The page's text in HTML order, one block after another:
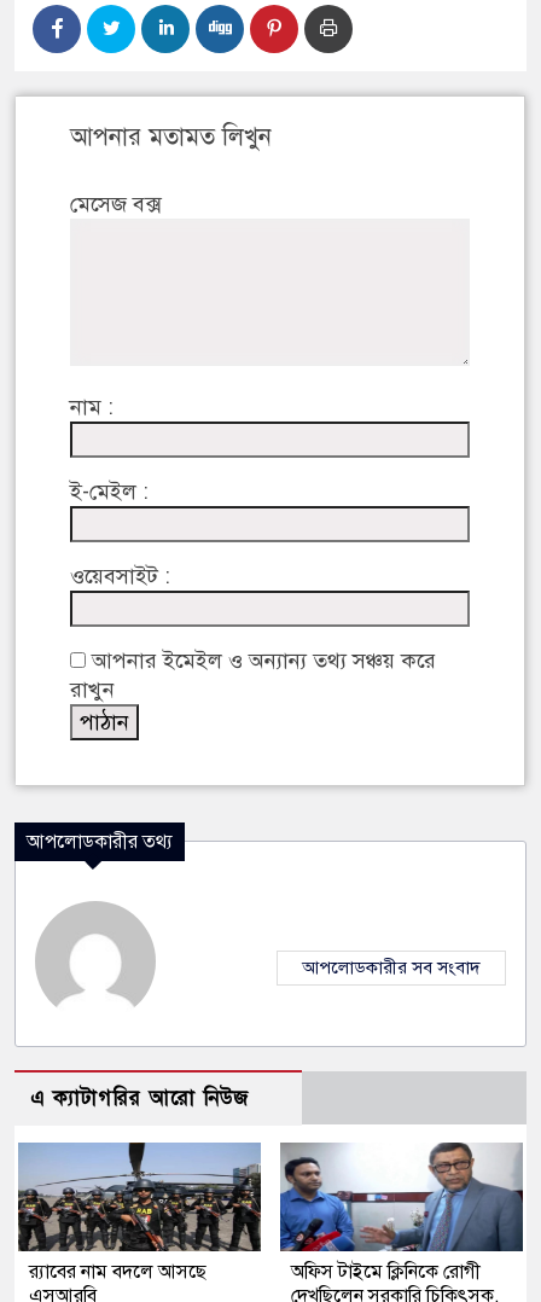
আপনার মতামত লিখুন
মেসেজ বক্স
নাম :
ই-মেইল :
ওয়েবসাইট :
আপনার ইমেইল ও অন্যান্য তথ্য সঞ্চয় করে
রাখুন
আপলোডকারীর তথ্য
আপলোডকারীর সব সংবাদ
এ ক্যাটাগরির আরো নিউজ
র‍্যাবের নাম বদলে আসছে
এসআরবি
অফিস টাইমে ক্লিনিকে রোগী
দেখছিলেন সরকারি চিকিৎসক,